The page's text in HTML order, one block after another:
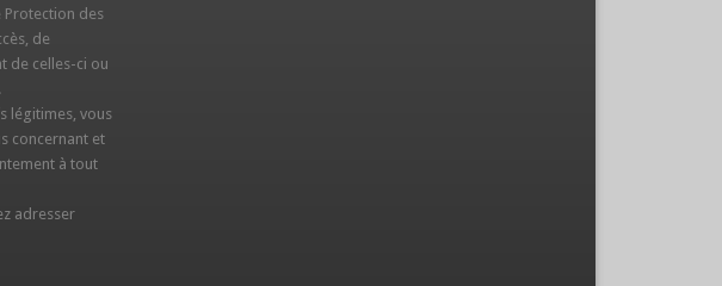
Protection des
de
de celles-ci ou
légitimes, vous
concernant et
à tout
adresser